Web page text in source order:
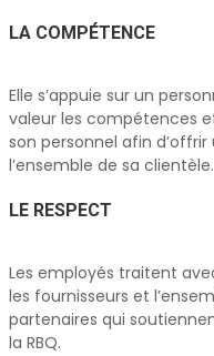
LA COMPÉTENCE
Elle s’appuie sur un
valeur les compétences
son personnel afin
l’ensemble de sa clientèle.
LE RESPECT
Les employés traitent
les fournisseurs et
partenaires qui
la RBQ.